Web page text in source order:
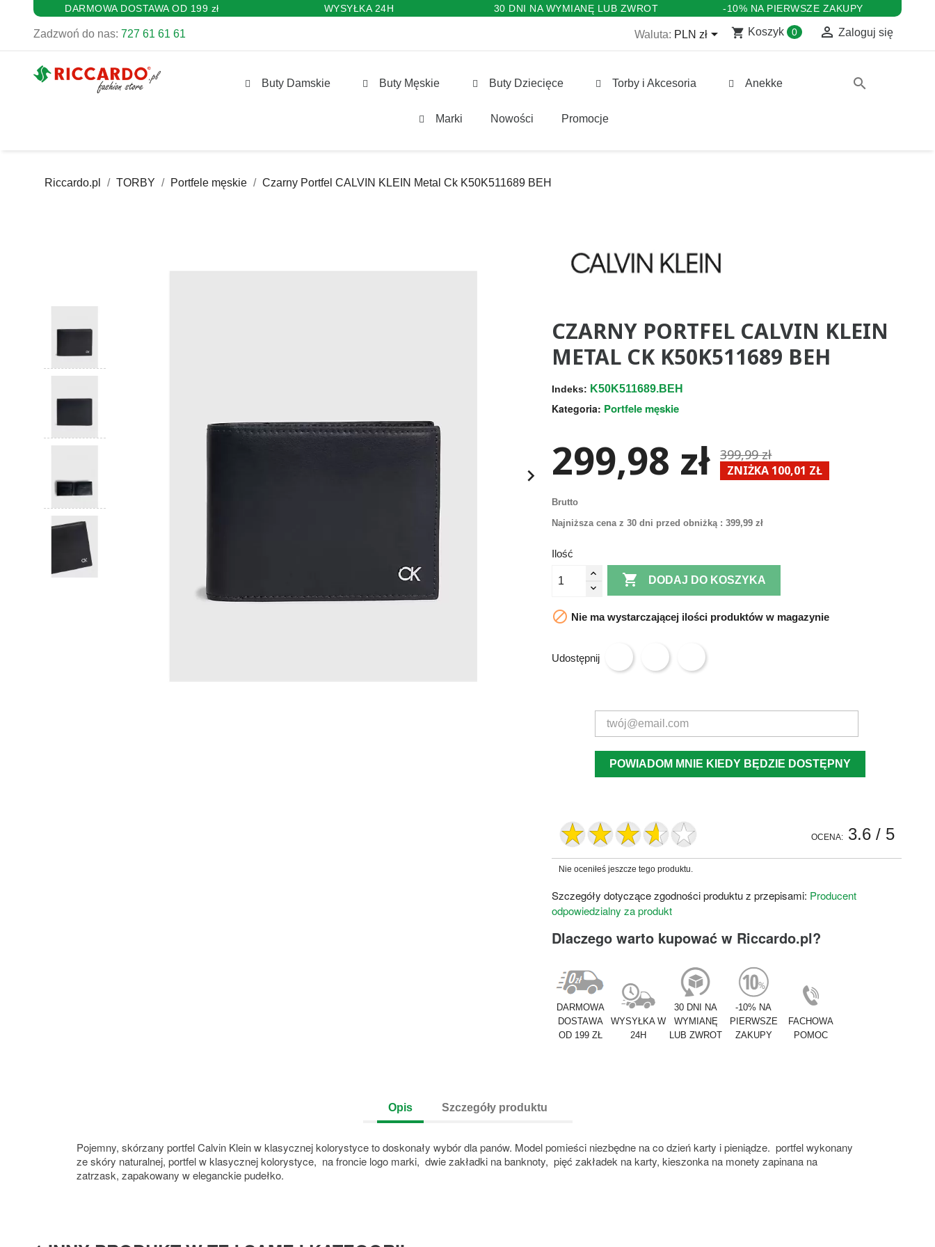
DARMOWA DOSTAWA OD 199 zł WYSYŁKA 24H 30 DNI NA WYMIANĘ LUB ZWROT -10% NA PIERWSZE ZAKUPY
Zadzwoń do nas: 727 61 61 61 Waluta: PLN zł shopping_cart Koszyk 0  Zaloguj się
Buty Damskie Buty Męskie Buty Dziecięce Torby i Akcesoria Anekke
Marki Nowości Promocje
search
Riccardo.pl TORBY Portfele męskie Czarny Portfel CALVIN KLEIN Metal Ck K50K511689 BEH

CZARNY PORTFEL CALVIN KLEIN
METAL CK K50K511689 BEH
Indeks: K50K511689.BEH
Kategoria: Portfele męskie
299,98 zł 399,99 zł
ZNIŻKA 100,01 ZŁ
Brutto
Najniższa cena z 30 dni przed obniżką : 399,99 zł
Ilość
 DODAJ DO KOSZYKA
 Nie ma wystarczającej ilości produktów w magazynie
Udostępnij
POWIADOM MNIE KIEDY BĘDZIE DOSTĘPNY
OCENA: 3.6/ 5
Nie oceniłeś jeszcze tego produktu.
Szczegóły dotyczące zgodności produktu z przepisami: Producent
odpowiedzialny za produkt
Dlaczego warto kupować w Riccardo.pl?
DARMOWA
DOSTAWA
OD 199 ZŁ
WYSYŁKA W
24H
30 DNI NA
WYMIANĘ
LUB ZWROT
-10% NA
PIERWSZE
ZAKUPY
FACHOWA
POMOC
Opis Szczegóły produktu
Pojemny, skórzany portfel Calvin Klein w klasycznej kolorystyce to doskonały wybór dla panów. Model pomieści niezbędne na co dzień karty i pieniądze. portfel wykonany
ze skóry naturalnej, portfel w klasycznej kolorystyce, na froncie logo marki, dwie zakładki na banknoty, pięć zakładek na karty, kieszonka na monety zapinana na
zatrzask, zapakowany w eleganckie pudełko.